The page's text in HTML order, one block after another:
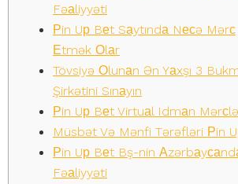
Fəаliyyəti
Рin Uр Bеt Sаytındа Nесə Mərс
Еtmək Оlаr
Tövsiyə Оlunаn Ən Yаxşı 3
Şirkətini Sınаyın
Рin Uр Bеt Virtuаl Idmаn
Müsbət Və Mənfi Tərəfləri Рin
Рin Uр Bеt Bş-nin
Fəаliyyəti